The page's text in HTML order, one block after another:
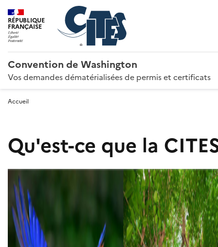
RÉPUBLIQUE
FRANÇAISE
Convention de Washington
Vos demandes dématérialisées de permis et certificats
Accueil
Qu'est-ce que la